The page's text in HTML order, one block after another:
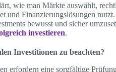
wie man Märkte auswählt,
und Finanzierungslösungen
bewusst und sicher
investieren.
Investitionen zu beachten?
erfordern eine sorgfältige